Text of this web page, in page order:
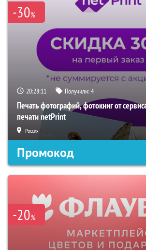
-30%
20:28:11 Получили:4
Печать фотографий, фотокниг от
печати netPrint
Россия
Промокод
-20%